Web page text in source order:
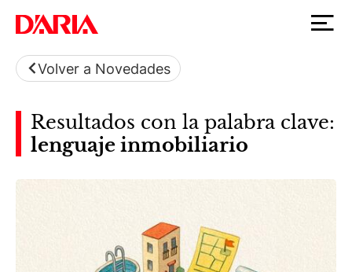
Volver a Novedades
Resultados con la palabra clave:
lenguaje inmobiliario